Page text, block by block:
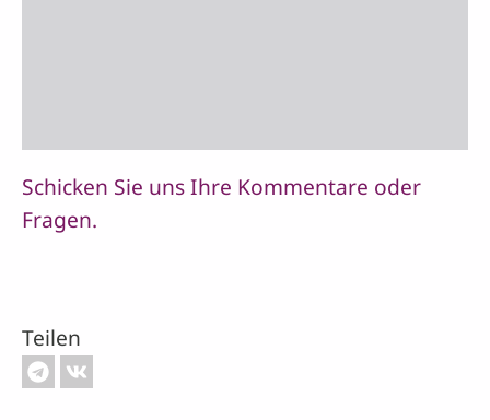
Schicken Sie uns Ihre Kommentare oder
Fragen.
Teilen